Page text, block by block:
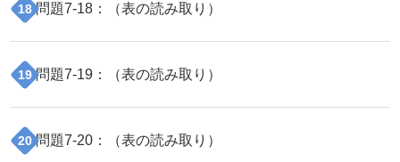
18 問題7-18 ：（表の読み取り ）
19 問題7-19 ：（表の読み取り ）
20 問題7-20 ：（表の読み取り ）